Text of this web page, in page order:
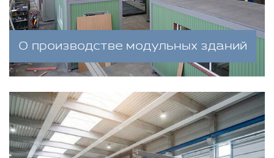
О производстве модульных зданий